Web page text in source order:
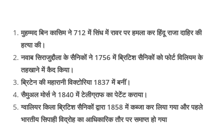
मुहम्मद बिन कासिम ने 712 में सिंध में रावर पर हमला कर हिंदू राजा दाहिर की
हत्या की।
नवाब सिराजुद्दौला के सैनिकों ने 1756 में ब्रिटिश सैनिकों को फोर्ट विलियम के
तहखाने में कैद किया।
ब्रिटेन की महारानी विक्टोरिया 1837 में बनीं।
सैमुअल मोर्स ने 1840 में टेलीग्राफ का पेटेंट कराया।
ग्वालियर किला ब्रिटिश सैनिकों द्वारा 1858 में कब्जा कर लिया गया और पहले
भारतीय सिपाही विद्रोह का आधिकारिक तौर पर समाप्त हो गया